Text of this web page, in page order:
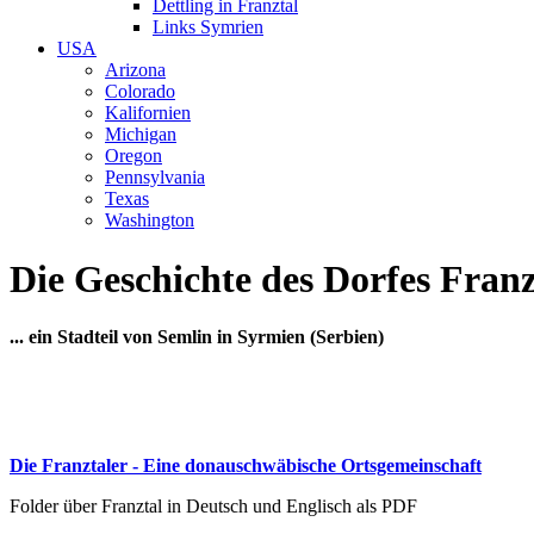
Dettling in Franztal
Links Symrien
USA
Arizona
Colorado
Kalifornien
Michigan
Oregon
Pennsylvania
Texas
Washington
Die Geschichte des Dorfes
... ein Stadteil von Semlin in Syrmien (Serbien)
Die Franztaler - Eine donauschwäbische Ortsgemeinschaft
Folder über Franztal in Deutsch und Englisch als PDF